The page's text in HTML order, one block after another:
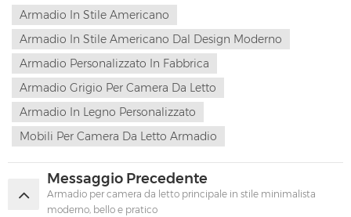
Armadio In Stile Americano
Armadio In Stile Americano Dal Design Moderno
Armadio Personalizzato In Fabbrica
Armadio Grigio Per Camera Da Letto
Armadio In Legno Personalizzato
Mobili Per Camera Da Letto Armadio
Messaggio Precedente
Armadio per camera da letto principale in stile minimalista
moderno, bello e pratico